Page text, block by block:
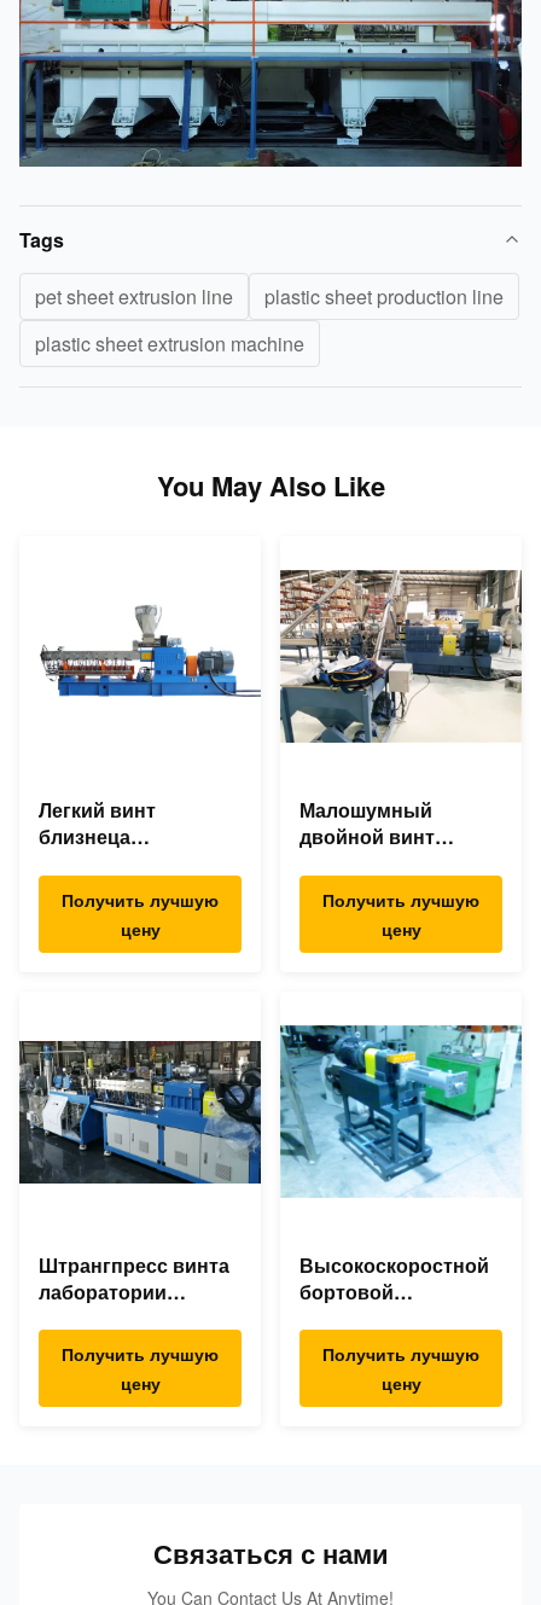
Tags
pet sheet extrusion line
plastic sheet production line
plastic sheet extrusion machine
You May Also Like
Легкий винт
близнеца
смешивая
штрангпресс для
АБС ПК ПА ПС ПЭ
Получить лучшую
цену
Малошумный
двойной винт
штрангпресс,
машину штранг-
прессования ПП/ПЭ
Получить лучшую
цену
Штрангпресс винта
лаборатории
линия штранг-
прессования винта
для ТПЭ ТПР ТПУ
Получить лучшую
цену
Высокоскоростной
бортовой
фидера для сажи
талька ТиО2 Силька
КаКо3.
Получить лучшую
цену
Связаться с нами
You Can Contact Us At Anytime!